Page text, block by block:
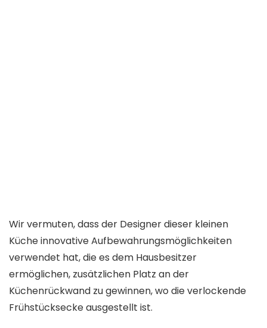
Wir vermuten, dass der Designer dieser kleinen
Küche innovative Aufbewahrungsmöglichkeiten
verwendet hat, die es dem Hausbesitzer
ermöglichen, zusätzlichen Platz an der
Küchenrückwand zu gewinnen, wo die verlockende
Frühstücksecke ausgestellt ist.